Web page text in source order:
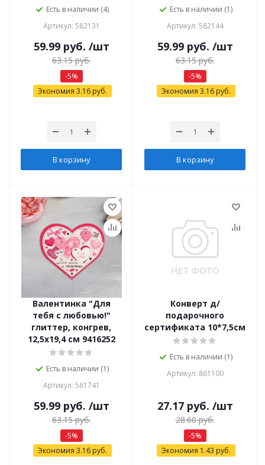
Есть в наличии (4)
Артикул: 582131
59.99руб. /шт
63.15руб.
-5%
Экономия 3.16руб.
В корзину
Есть в наличии (1)
Артикул: 582144
59.99руб. /шт
63.15руб.
-5%
Экономия 3.16руб.
В корзину
Валентинка "Для
тебя с любовью!"
глиттер, конгрев,
12,5х19,4 см 9416252
Есть в наличии (1)
Артикул: 561741
59.99руб. /шт
63.15руб.
-5%
Экономия 3.16руб.
Конверт д/
подарочного
сертификата 10*7,5см
Есть в наличии (1)
Артикул: 861100
27.17руб. /шт
28.60руб.
-5%
Экономия 1.43 руб.